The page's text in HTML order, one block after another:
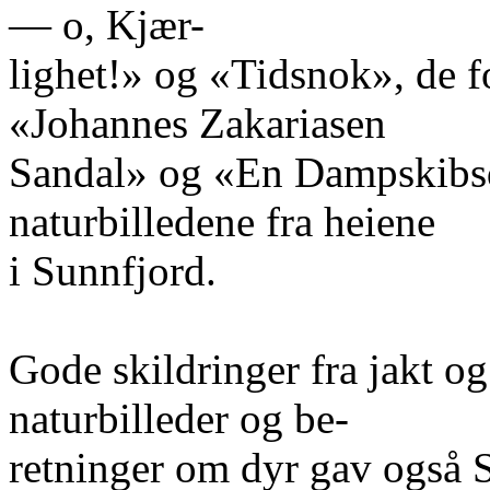
— o, Kjær-
lighet!» og «Tidsnok», de
«Johannes Zakariasen
Sandal» og «En
naturbilledene fra heiene
i Sunnfjord.
Gode skildringer fra jakt
naturbilleder og be-
retninger om dyr gav